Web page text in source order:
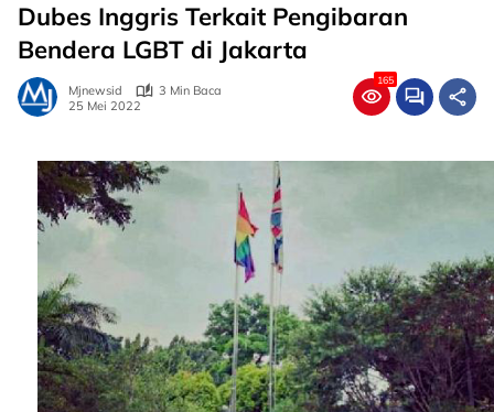
Dubes Inggris Terkait Pengibaran
Bendera LGBT di Jakarta
Mjnewsid
3 Min Baca
25 Mei 2022
165